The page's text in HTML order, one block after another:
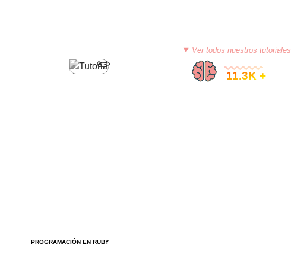
Ver todos nuestros tutoriales
© 11.3K +
PROGRAMACIÓN EN RUBY